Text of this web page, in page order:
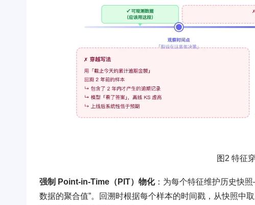
图2 特征
强制 Point-in-Time（PIT）物化：为每个特征维护历史快
数据的聚合值”。回溯时根据每个样本的时间戳，从快照中